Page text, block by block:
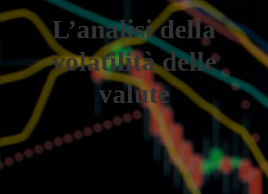
L’analisi della
volatilità delle
valute